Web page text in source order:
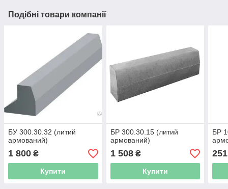
Подібні товари компанії
БУ 300.30.32 (литий
армований)
1 800 ₴
Купити
БР 300.30.15 (литий
армований)
1 508₴
Купити
БР
251